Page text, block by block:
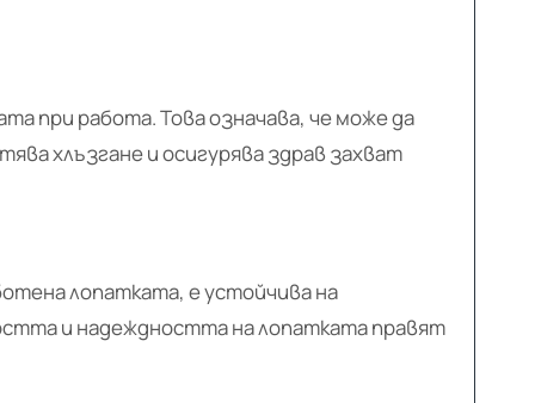
при работа. Това означава, че може да
хлъзгане и осигурява здрав захват
лопатката, е устойчива на
и надеждността на лопатката правят